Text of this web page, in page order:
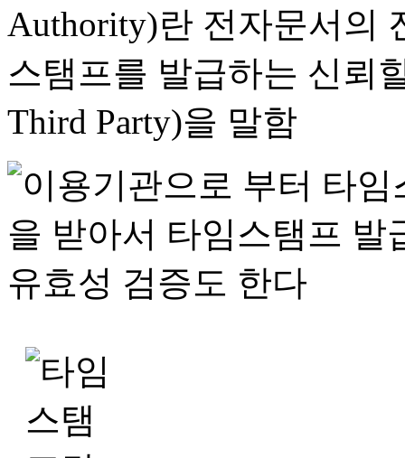
Authority)란 전자문서의
스탬프를 발급하는 신뢰
Third Party)을 말함